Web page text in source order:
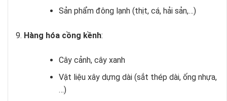
Sản phẩm đông lạnh (thịt, cá, hải sản,…)
Hàng hóa cồng kềnh:
Cây cảnh, cây xanh
Vật liệu xây dựng dài (sắt thép dài, ống nhựa,
…)